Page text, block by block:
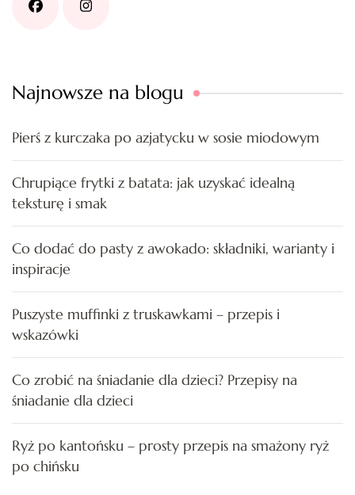
Najnowsze na blogu
Pierś z kurczaka po azjatycku w sosie miodowym
Chrupiące frytki z batata: jak uzyskać idealną
teksturę i smak
Co dodać do pasty z awokado: składniki, warianty i
inspiracje
Puszyste muffinki z truskawkami – przepis i
wskazówki
Co zrobić na śniadanie dla dzieci? Przepisy na
śniadanie dla dzieci
Ryż po kantońsku – prosty przepis na smażony ryż
po chińsku